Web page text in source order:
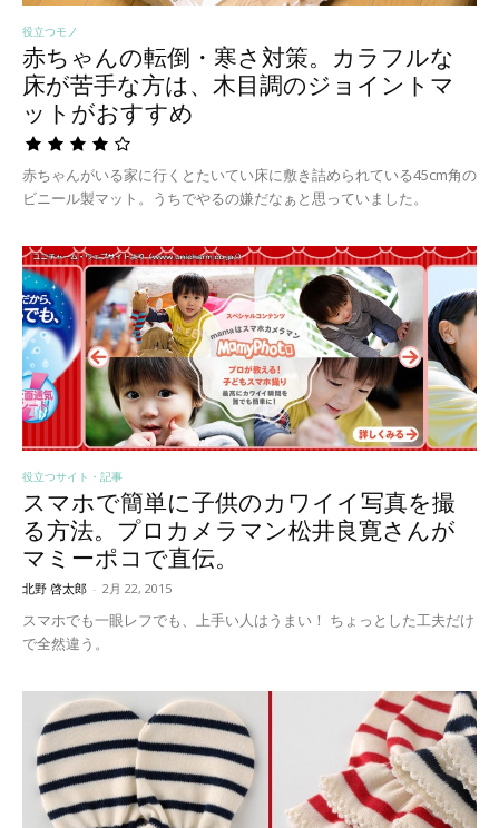
役立つモノ
赤ちゃんの転倒・寒さ対策。カラフルな
床が苦手な方は、木目調のジョイントマ
ットがおすすめ
赤ちゃんがいる家に行くとたいてい床に敷き詰められている45cm角の
ビニール製マット。うちでやるの嫌だなぁと思っていました。
役立つサイト・記事
スマホで簡単に子供のカワイイ写真を撮
る方法。プロカメラマン松井良寛さんが
マミーポコで直伝。
北野 啓太郎 - 2月 22, 2015
スマホでも一眼レフでも、上手い人はうまい！ ちょっとした工夫だけ
で全然違う。